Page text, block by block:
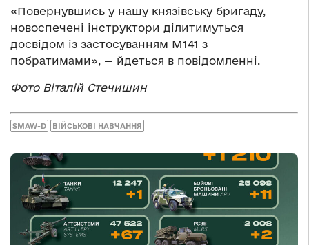
«Повернувшись у нашу князівську бригаду,
новоспечені інструктори ділитимуться
досвідом із застосуванням М141 з
побратимами», — йдеться в повідомленні.
Фото Віталій Стечишин
SMAW-D ВІЙСЬКОВІ НАВЧАННЯ